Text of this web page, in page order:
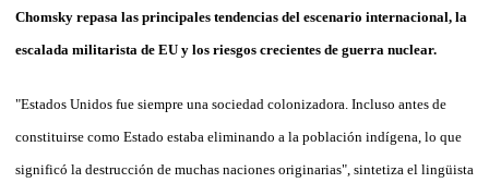
Chomsky repasa las principales tendencias del escenario internacional, la
escalada militarista de EU y los riesgos crecientes de guerra nuclear.
"Estados Unidos fue siempre una sociedad colonizadora. Incluso antes de
constituirse como Estado estaba eliminando a la población indígena, lo que
significó la destrucción de muchas naciones originarias", sintetiza el lingüista